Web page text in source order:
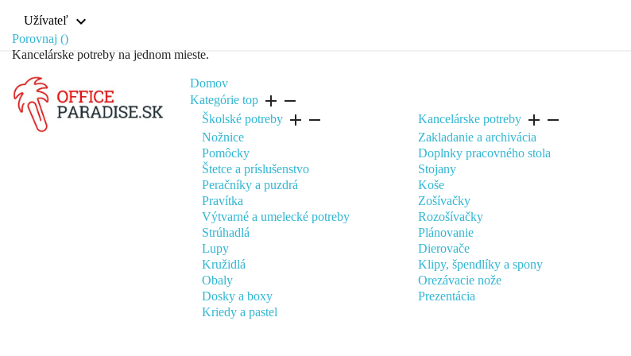
Užívateľ expand_more
Porovnaj ()
Kancelárske potreby na jednom mieste.
Domov
Kategórie top add remove
Školské potreby add remove
Nožnice
Pomôcky
Štetce a príslušenstvo
Peračníky a puzdrá
Pravítka
Výtvarné a umelecké potreby
Strúhadlá
Lupy
Kružidlá
Obaly
Dosky a boxy
Kriedy a pastel
Kancelárske potreby add remove
Zakladanie a archivácia
Doplnky pracovného stola
Stojany
Koše
Zošívačky
Rozošívačky
Plánovanie
Dierovače
Klipy, špendlíky a spony
Orezávacie nože
Prezentácia